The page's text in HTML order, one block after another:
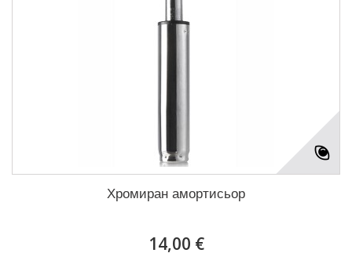
Хромиран амортисьор
14,00 €